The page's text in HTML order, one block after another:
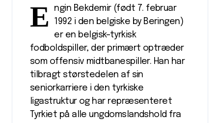
E
ngin Bekdemir (født 7. februar
1992 i den belgiske by Beringen)
er en belgisk–tyrkisk
fodboldspiller, der primært optræder
som offensiv midtbanespiller. Han har
tilbragt størstedelen af sin
seniorkarriere i den tyrkiske
ligastruktur og har repræsenteret
Tyrkiet på alle ungdomslandshold fra